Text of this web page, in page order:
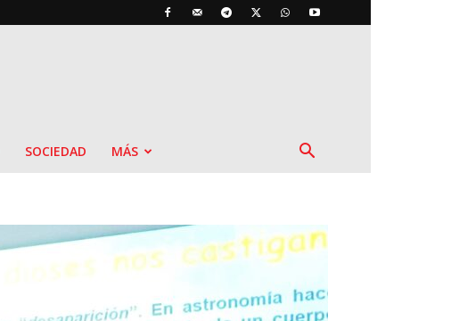
SOCIEDAD MÁS